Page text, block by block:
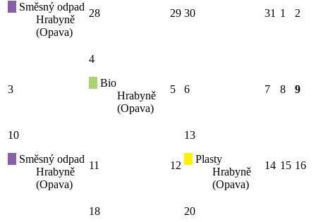
Směsný odpad
Hrabyně
(Opava)
28 29 30 31 1 2
3
4
Bio
Hrabyně
(Opava)
5 6 7 8 9
10
Směsný odpad
Hrabyně
(Opava)
11 12
13
Plasty
Hrabyně
(Opava)
14 15 16
18
20